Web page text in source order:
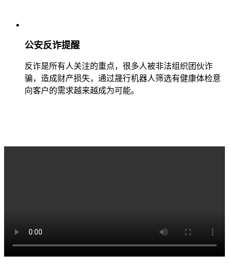
公安反诈提醒
反诈是所有人关注的重点，很多人被非法组织团伙诈
骗，造成财产损失，通过晟行机器人筛选有健康体检意
向客户的需求越来越成为可能。